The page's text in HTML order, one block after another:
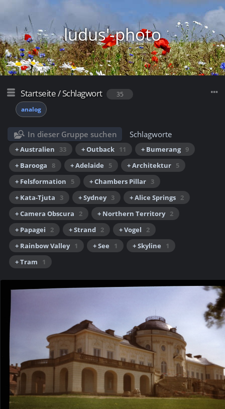
ludus'-photo
Startseite/Schlagwort
35
analog
In dieser Gruppe suchen Schlagworte
+ Australien 33 + Outback 11 + Bumerang 9
+ Barooga
8 + Adelaide 5 + Architektur 5
+ Felsformation
5 + Chambers Pillar 3
+ Kata-Tjuta
3 + Sydney 3 + Alice Springs 2
+ Camera Obscura
2 + Northern Territory 2
+ Papagei
2 + Strand 2 + Vogel
2
+ Rainbow Valley 1 + See 1 + Skyline
1
+ Tram
1